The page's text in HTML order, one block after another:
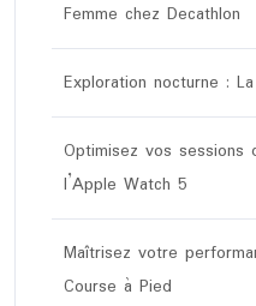
Femme chez Decathlon
Exploration nocturne :
Optimisez vos sessions
l’Apple Watch 5
Maîtrisez votre
Course à Pied